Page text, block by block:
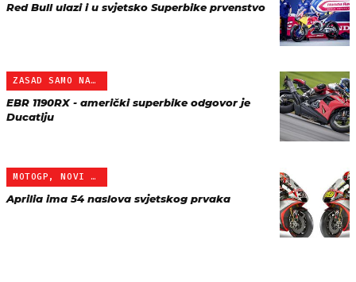
Red Bull ulazi i u svjetsko Superbike prvenstvo
ZASAD SAMO NA AMERIČKOM …
EBR 1190RX - američki superbike odgovor je
Ducatiju
MOTOGP, NOVI IZAZOV ZA A…
Aprilia ima 54 naslova svjetskog prvaka